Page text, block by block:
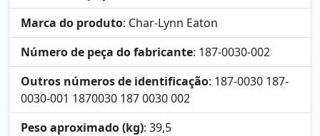
Marca do produto: Char-Lynn Eaton
Número de peça do fabricante: 187-0030-002
Outros números de identificação: 187-0030 187-
0030-001 1870030 187 0030 002
Peso aproximado (kg): 39,5